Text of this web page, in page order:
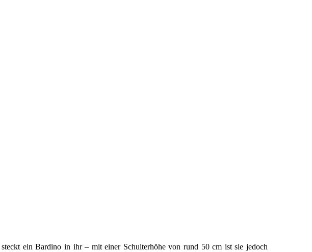
ein Bardino in ihr – mit einer Schulterhöhe von rund 50 cm ist sie jedoch